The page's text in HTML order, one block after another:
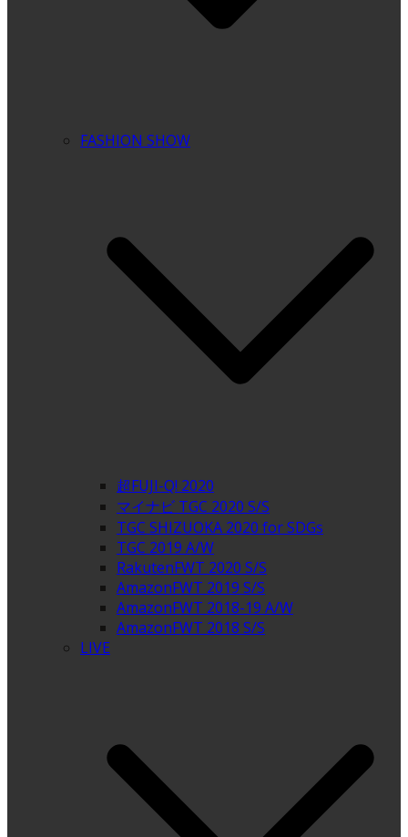
FASHION SHOW
超FUJI-Q! 2020
マイナビ TGC 2020 S/S
TGC SHIZUOKA 2020 for SDGs
TGC 2019 A/W
RakutenFWT 2020 S/S
AmazonFWT 2019 S/S
AmazonFWT 2018-19 A/W
AmazonFWT 2018 S/S
LIVE